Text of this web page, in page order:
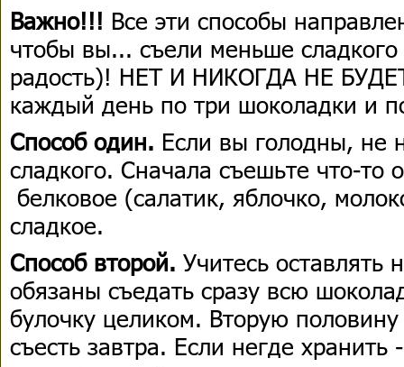
Важно!!! Все эти способы
чтобы вы... съели меньше
радость)! НЕТ И НИКОГДА НЕ
каждый день по три шоколадки и
Способ один. Если вы голодны, не
сладкого. Сначала съешьте что-
белковое (салатик, яблочко,
сладкое.
Способ второй. Учитесь оставлять
обязаны съедать сразу всю
булочку целиком. Вторую
съесть завтра. Если негде